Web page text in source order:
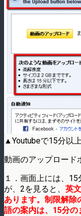
▲Youtubeで15分以
動画のアップロード
１．画面上には、
が、2を見ると、 英
あります。制限解除
語の案内は、15分の